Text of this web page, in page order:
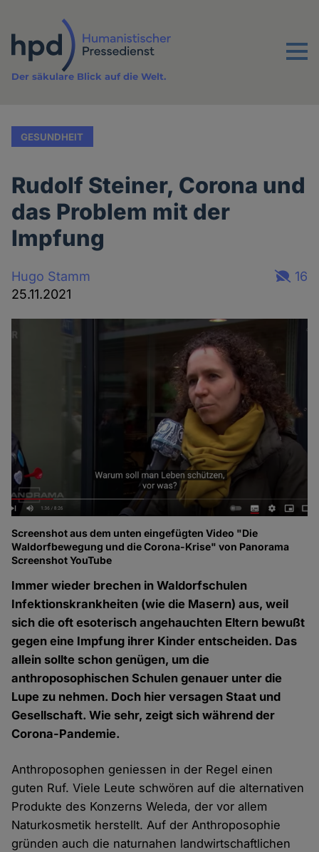
Inhalt
Menu
Der säkulare Blick auf die Welt.
GESUNDHEIT
Rudolf Steiner, Corona und
das Problem mit der
Impfung
Hugo Stamm
25.11.2021
16
Screenshot aus dem unten eingefügten Video "Die
Waldorfbewegung und die Corona-Krise" von Panorama
Screenshot YouTube
Immer wieder brechen in Waldorfschulen
Infektionskrankheiten (wie die Masern) aus, weil
sich die oft esoterisch angehauchten Eltern bewußt
gegen eine Impfung ihrer Kinder entscheiden. Das
allein sollte schon genügen, um die
anthroposophischen Schulen genauer unter die
Lupe zu nehmen. Doch hier versagen Staat und
Gesellschaft. Wie sehr, zeigt sich während der
Corona-Pandemie.
Anthroposophen geniessen in der Regel einen
guten Ruf. Viele Leute schwören auf die alternativen
Produkte des Konzerns Weleda, der vor allem
Naturkosmetik herstellt. Auf der Anthroposophie
gründen auch die naturnahen landwirtschaftlichen